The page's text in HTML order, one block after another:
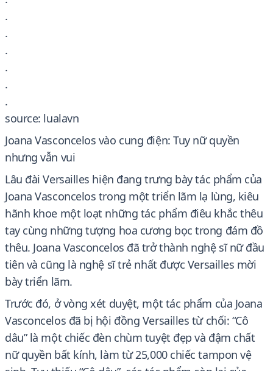
.
.
.
.
.
.
source: lualavn
Joana Vasconcelos vào cung điện: Tuy nữ quyền
nhưng vẫn vui
Lâu đài Versailles hiện đang trưng bày tác phẩm của
Joana Vasconcelos trong một triển lãm lạ lùng, kiêu
hãnh khoe một loạt những tác phẩm điêu khắc thêu
tay cùng những tượng hoa cương bọc trong đám đồ
thêu. Joana Vasconcelos đã trở thành nghệ sĩ nữ đầu
tiên và cũng là nghệ sĩ trẻ nhất được Versailles mời
bày triển lãm.
Trước đó, ở vòng xét duyệt, một tác phẩm của Joana
Vasconcelos đã bị hội đồng Versailles từ chối: “Cô
dâu” là một chiếc đèn chùm tuyệt đẹp và đậm chất
nữ quyền bất kính, làm từ 25,000 chiếc tampon vệ